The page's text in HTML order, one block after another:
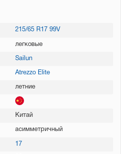
215/65 R17 99V
легковые
Sailun
Atrezzo Elite
летние
Китай
асимметричный
17